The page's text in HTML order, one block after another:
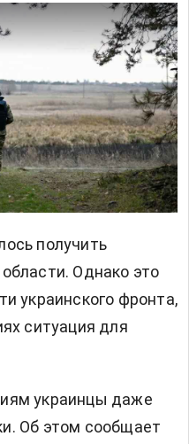
получить
Однако это
украинского фронта,
ситуация для
украинцы даже
Об этом сообщает